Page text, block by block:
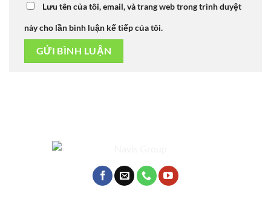
Lưu tên của tôi, email, và trang web trong trình duyệt
này cho lần bình luận kế tiếp của tôi.